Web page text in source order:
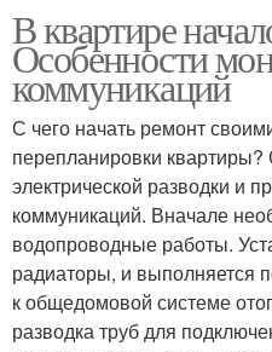
В квартире
Особенности
коммуникаций
С чего начать ремонт
перепланировки
электрической разводки и
коммуникаций. Вначале
водопроводные работы.
радиаторы, и выполняется
к общедомовой системе
разводка труб для